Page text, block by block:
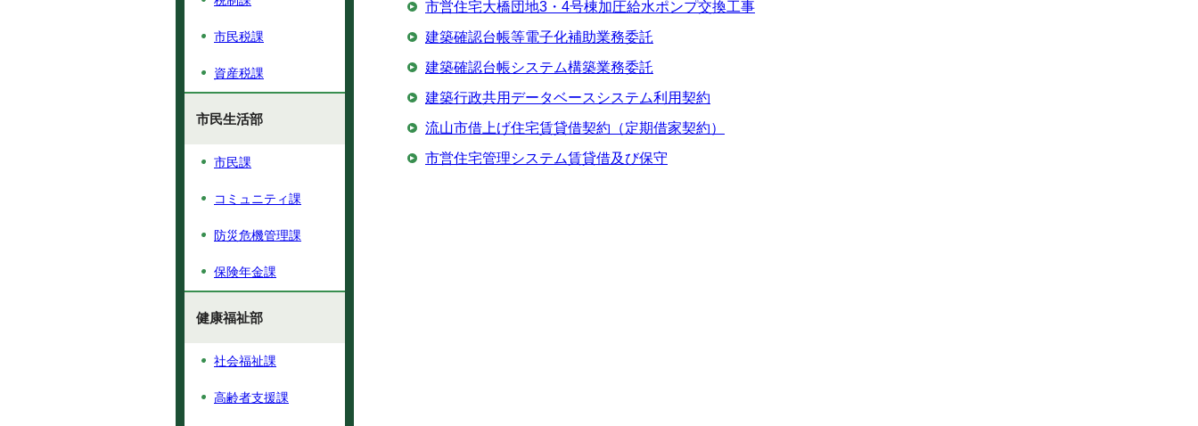
市営住宅大橋団地3・4号棟加圧給水ポンプ交換工事
建築確認台帳等電子化補助業務委託
建築確認台帳システム構築業務委託
建築行政共用データベースシステム利用契約
流山市借上げ住宅賃貸借契約（定期借家契約）
市営住宅管理システム賃貸借及び保守
市民税課
資産税課
市民生活部
市民課
コミュニティ課
防災危機管理課
保険年金課
健康福祉部
社会福祉課
高齢者支援課